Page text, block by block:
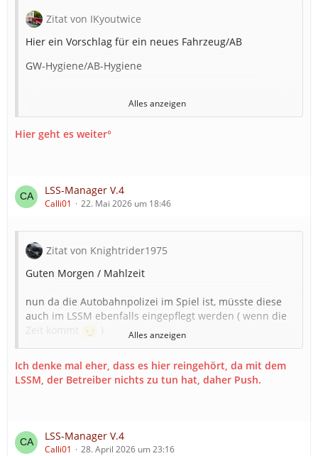
Zitat von IKyoutwice
Hier ein Vorschlag für ein neues Fahrzeug/AB
GW-Hygiene/AB-Hygiene
Wird bei größeren Einsätzen benötigt z.B.
Wohnhausbrand benötigt
Keine Erweiterung notwendig
Alles anzeigen
Hier geht es weiter°
LSS-Manager V.4
Calli01 22. Mai 2026 um 18:46
Zitat von Knightrider1975
Guten Morgen / Mahlzeit
nun da die Autobahnpolizei im Spiel ist, müsste diese
auch im LSSM ebenfalls eingepflegt werden ( wenn die
Aktuell stehen die FuStW AP bei mir noch so da:
modules.missionHelper.vehicles.captions.highway_polic
e
Polizei-Sondereinheiten)
Alles anzeigen
Ich denke mal eher, dass es hier reingehört, da mit dem
LSSM, der Betreiber nichts zu tun hat, daher Push.
LSS-Manager V.4
Calli01 28. April 2026 um 23:16